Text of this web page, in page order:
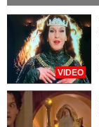
VIDEO